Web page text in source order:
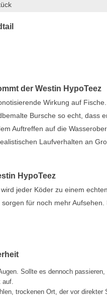
der Westin HypoTeez
Wirkung auf
Bursche so echt, dass
Auftreffen auf die
Laufverhalten an
HypoTeez
jeder Köder zu einem
für noch mehr
Sollte es dennoch
auf.
trockenen Ort, der vor direkter